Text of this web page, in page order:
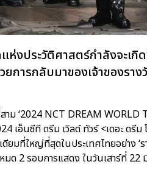
งประวัติศาสตร์กำลังจะเกิ
การกลับมาของเจ้าของรา
ม ‘2024 NCT DREAM WORLD
เอ็นซีที ดรีม เวิลด์ ทัวร์ <เดอะ ด
ยมที่ใหญ่ที่สุดในประเทศไทยอย่าง ‘
2 รอบการแสดง ในวันเสาร์ที่ 22